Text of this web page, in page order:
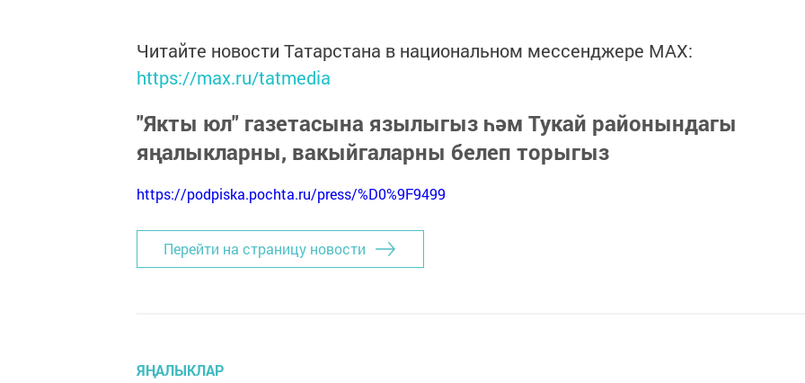
Читайте новости Татарстана в национальном мессенджере MАХ:
https://max.ru/tatmedia
"Якты юл" газетасына язылыгыз һәм Тукай районындагы
яңалыкларны, вакыйгаларны белеп торыгыз
https://podpiska.pochta.ru/press/%D0%9F9499
Перейти на страницу новости
ЯҢАЛЫКЛАР